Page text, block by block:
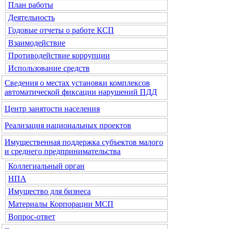
План работы
Деятельность
Годовые отчеты о работе КСП
Взаимодействие
Противодействие коррупции
Использование средств
Сведения о местах установки комплексов
автоматической фиксации нарушений ПДД
Центр занятости населения
Реализация национальных проектов
Имущественная поддержка субъектов малого
и среднего предпринимательства
Коллегиальный орган
НПА
Имущество для бизнеса
Материалы Корпорации МСП
Вопрос-ответ